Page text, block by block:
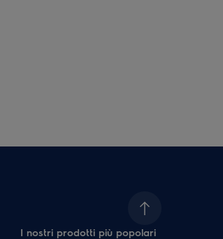
I nostri prodotti più popolari